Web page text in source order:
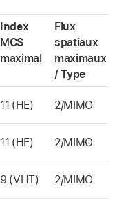
Index
MCS
maximal
Flux
spatiaux
maximaux
/ Type
11 (HE) 2/MIMO
11 (HE) 2/MIMO
9 (VHT) 2/MIMO